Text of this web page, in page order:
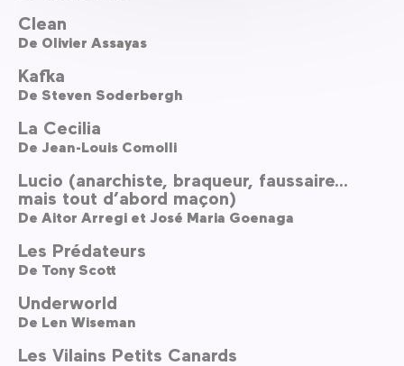
Clean
De Olivier Assayas
Kafka
De Steven Soderbergh
La Cecilia
De Jean-Louis Comolli
Lucio (anarchiste, braqueur, faussaire…
mais tout d’abord maçon)
De Aitor Arregi et José Maria Goenaga
Les Prédateurs
De Tony Scott
Underworld
De Len Wiseman
Les Vilains Petits Canards